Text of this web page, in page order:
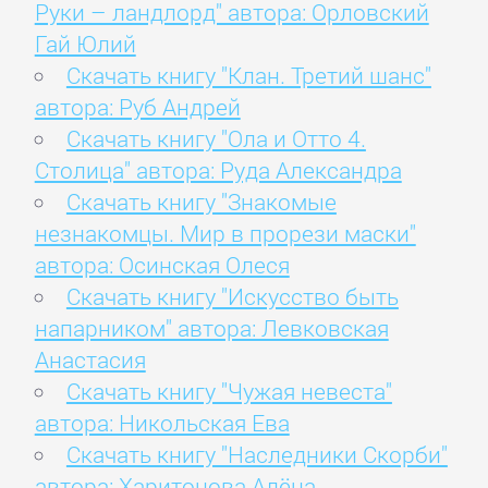
Руки – ландлорд" автора: Орловский
Гай Юлий
Скачать книгу "Клан. Третий шанс"
автора: Руб Андрей
Скачать книгу "Ола и Отто 4.
Столица" автора: Руда Александра
Скачать книгу "Знакомые
незнакомцы. Мир в прорези маски"
автора: Осинская Олеся
Скачать книгу "Искусство быть
напарником" автора: Левковская
Анастасия
Скачать книгу "Чужая невеста"
автора: Никольская Ева
Скачать книгу "Наследники Скорби"